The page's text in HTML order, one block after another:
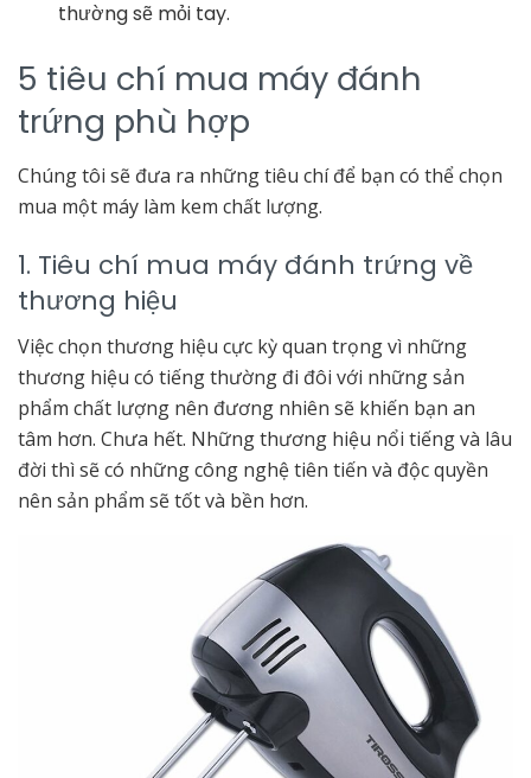
thường sẽ mỏi tay.
5 tiêu chí mua máy đánh
trứng phù hợp
Chúng tôi sẽ đưa ra những tiêu chí để bạn có thể chọn
mua một máy làm kem chất lượng.
1. Tiêu chí mua máy đánh trứng về
thương hiệu
Việc chọn thương hiệu cực kỳ quan trọng vì những
thương hiệu có tiếng thường đi đôi với những sản
phẩm chất lượng nên đương nhiên sẽ khiến bạn an
tâm hơn. Chưa hết. Những thương hiệu nổi tiếng và lâu
đời thì sẽ có những công nghệ tiên tiến và độc quyền
nên sản phẩm sẽ tốt và bền hơn.